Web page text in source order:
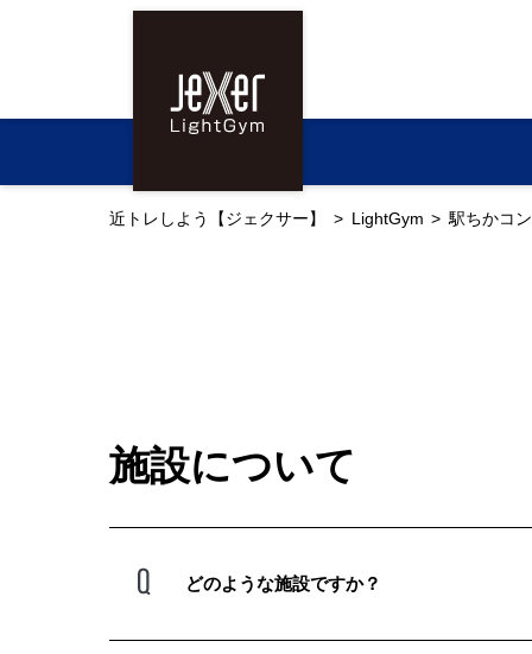
近トレしよう【ジェクサー】 LightGym 駅ちかコ
施設について
どのような施設ですか？